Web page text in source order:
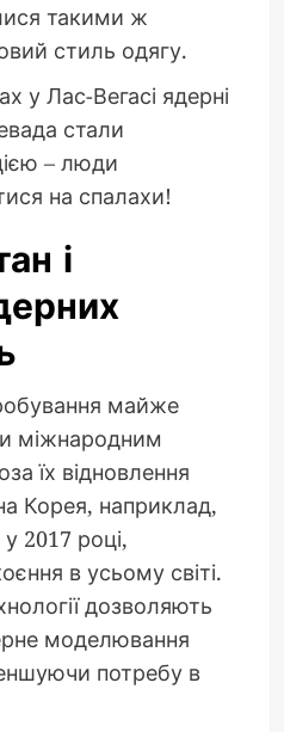
такими ж
стиль одягу.
у Лас-Вегасі ядерні
стали
– люди
на спалахи!
і
майже
міжнародним
їх відновлення
Корея, наприклад,
2017 році,
в усьому світі.
дозволяють
моделювання
потребу в